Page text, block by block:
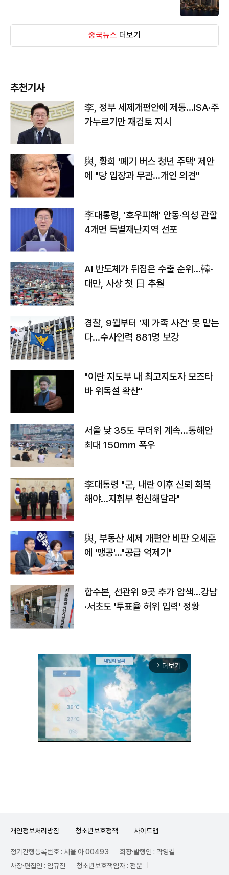
중국뉴스 더보기
추천기사
李, 정부 세제개편안에 제동…ISA·주
가누르기안 재검토 지시
與, 황희 '폐기 버스 청년 주택' 제안
에 "당 입장과 무관…개인 의견"
李대통령, '호우피해' 안동·의성 관할
4개면 특별재난지역 선포
AI 반도체가 뒤집은 수출 순위…韓·
대만, 사상 첫 日 추월
경찰, 9월부터 '제 가족 사건' 못 맡는
다…수사인력 881명 보강
"이란 지도부 내 최고지도자 모즈타
바 위독설 확산"
서울 낮 35도 무더위 계속…동해안
최대 150㎜ 폭우
李대통령 "군, 내란 이후 신뢰 회복
해야…지휘부 헌신해달라"
與, 부동산 세제 개편안 비판 오세훈
에 '맹공'…"공급 억제기"
합수본, 선관위 9곳 추가 압색…강남
·서초도 '투표율 허위 입력' 정황
arrow_forward_ios 더보기
개인정보처리방침 청소년보호정책 사이트맵
정기간행등록번호 : 서울 아 00493
회장·발행인 : 곽영길
사장·편집인 : 임규진
청소년보호책임자 : 전운